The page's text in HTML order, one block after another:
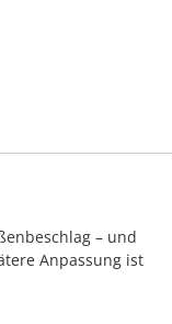
– und
Anpassung ist